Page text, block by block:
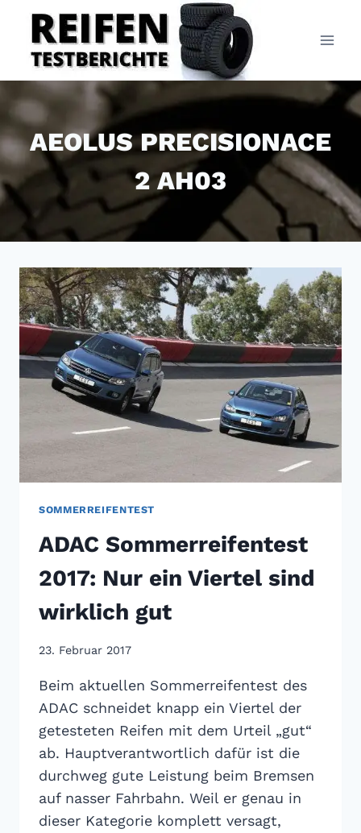
Inhalt
springen
AEOLUS PRECISIONACE
2 AH03
SOMMERREIFENTEST
ADAC Sommerreifentest
2017: Nur ein Viertel sind
wirklich gut
23. Februar 2017
Beim aktuellen Sommerreifentest des
ADAC schneidet knapp ein Viertel der
getesteten Reifen mit dem Urteil „gut“
ab. Hauptverantwortlich dafür ist die
durchweg gute Leistung beim Bremsen
auf nasser Fahrbahn. Weil er genau in
dieser Kategorie komplett versagt,